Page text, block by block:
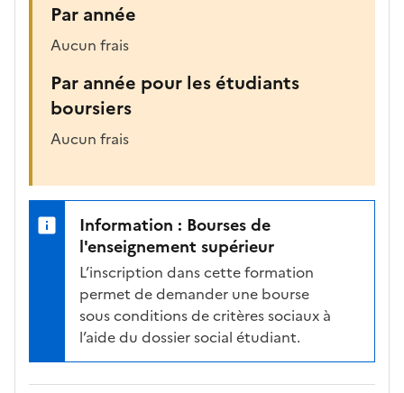
Par année
Aucun frais
Par année pour les étudiants
boursiers
Aucun frais
Information : Bourses de
l'enseignement supérieur
L’inscription dans cette formation
permet de demander une bourse
sous conditions de critères sociaux à
l’aide du dossier social étudiant.